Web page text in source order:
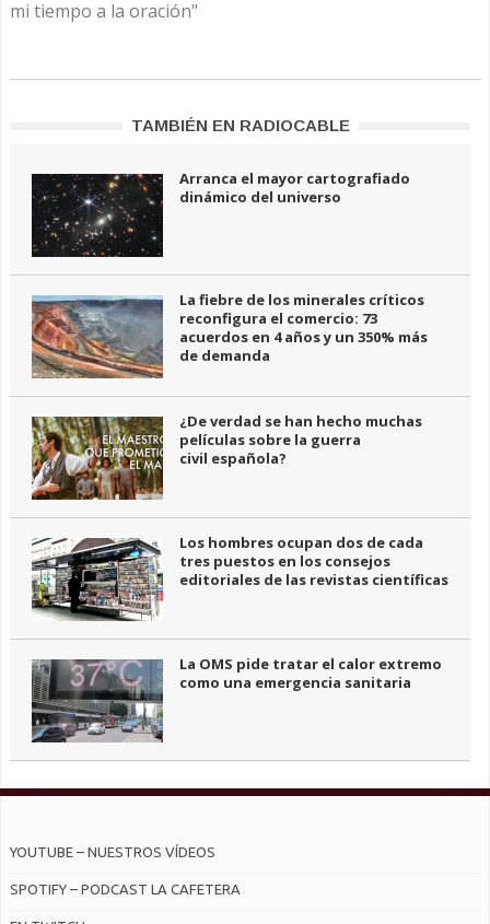
mi tiempo a la oración"
TAMBIÉN EN RADIOCABLE
Arranca el mayor cartografiado
dinámico del universo
La fiebre de los minerales críticos
reconfigura el comercio: 73
acuerdos en 4 años y un 350% más
de demanda
¿De verdad se han hecho muchas
películas sobre la guerra
civil española?
Los hombres ocupan dos de cada
tres puestos en los consejos
editoriales de las revistas científicas
La OMS pide tratar el calor extremo
como una emergencia sanitaria
YOUTUBE – NUESTROS VÍDEOS
SPOTIFY – PODCAST LA CAFETERA